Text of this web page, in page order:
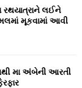
રથયાત્રાને લઈને
મૂકવામાં આવી
મા અંબેની આરતી